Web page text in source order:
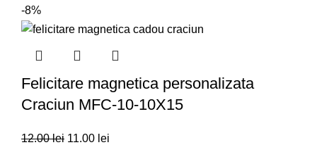
-8%
Felicitare magnetica personalizata
Craciun MFC-10-10X15
12.00lei 11.00 lei